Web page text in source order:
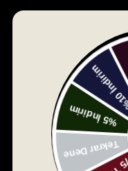
Minteks Home, 1994
yolculuğunu, bugün
kapalı alanda, dünya
Bursa merkezli bu
sektöründe fark
Kaydol ve 10% indirim